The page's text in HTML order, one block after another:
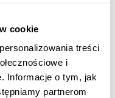
cookie
treści
i
Informacje o tym, jak
partnerom
- jak działają te
glikowanej (w